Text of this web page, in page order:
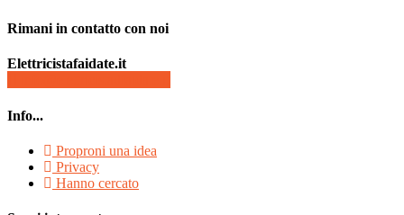
Rimani in contatto con noi
Elettricistafaidate.it
Info...
Proproni una idea
Privacy
Hanno cercato